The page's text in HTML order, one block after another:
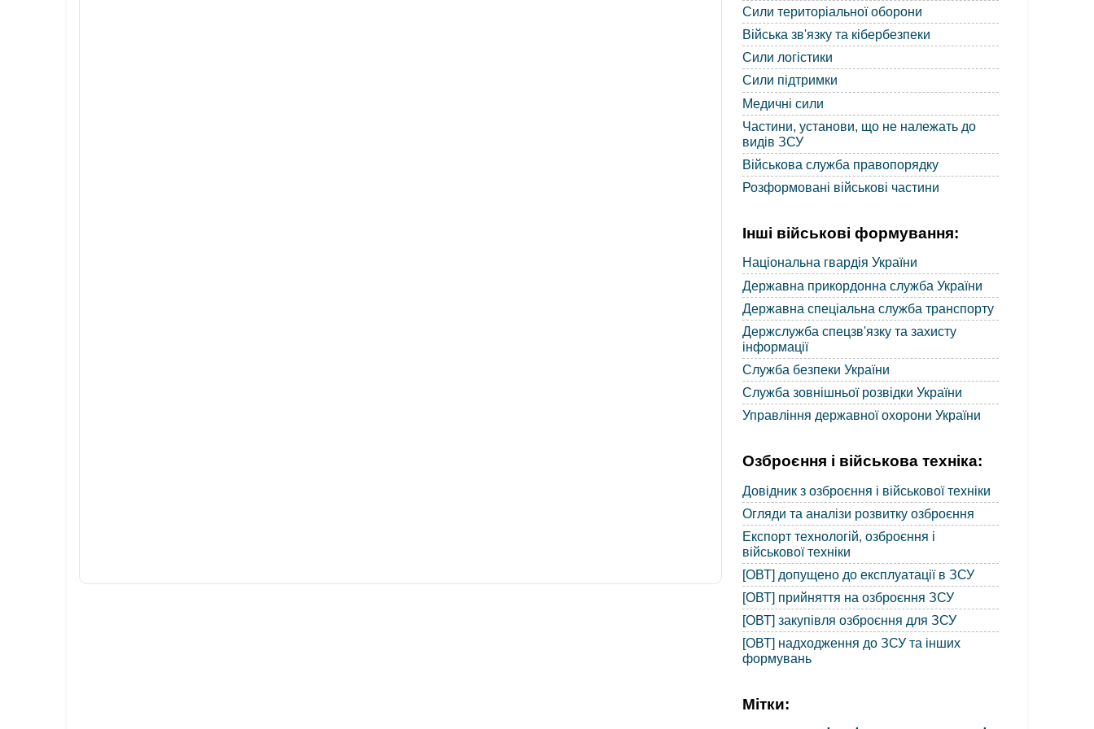
Сили територіальної оборони
Війська зв'язку та кібербезпеки
Сили логістики
Сили підтримки
Медичні сили
Частини, установи, що не належать до
видів ЗСУ
Військова служба правопорядку
Розформовані військові частини
Інші військові формування:
Національна гвардія України
Державна прикордонна служба України
Державна спеціальна служба транспорту
Держслужба спецзв'язку та захисту
інформації
Служба безпеки України
Служба зовнішньої розвідки України
Управління державної охорони України
Озброєння і військова техніка:
Довідник з озброєння і військової техніки
Огляди та аналізи розвитку озброєння
Експорт технологій, озброєння і
військової техніки
[ОВТ] допущено до експлуатації в ЗСУ
[ОВТ] прийняття на озброєння ЗСУ
[ОВТ] закупівля озброєння для ЗСУ
[ОВТ] надходження до ЗСУ та інших
формувань
Мітки: